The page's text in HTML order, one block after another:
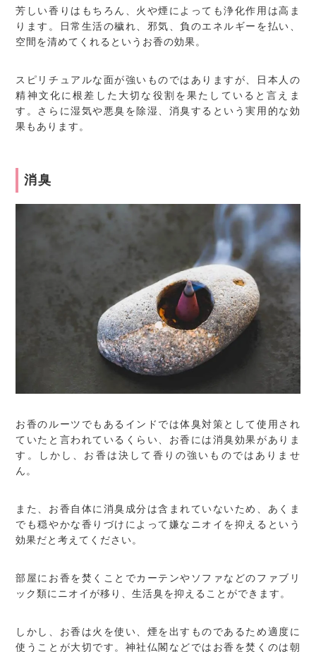
芳しい香りはもちろん、火や煙によっても浄化作用は高ま
ります。日常生活の穢れ、邪気、負のエネルギーを払い、
空間を清めてくれるというお香の効果。
スピリチュアルな面が強いものではありますが、日本人の
精神文化に根差した大切な役割を果たしていると言えま
す。さらに湿気や悪臭を除湿、消臭するという実用的な効
果もあります。
消臭
お香のルーツでもあるインドでは体臭対策として使用され
ていたと言われているくらい、お香には消臭効果がありま
す。しかし、お香は決して香りの強いものではありませ
ん。
また、お香自体に消臭成分は含まれていないため、あくま
でも穏やかな香りづけによって嫌なニオイを抑えるという
効果だと考えてください。
部屋にお香を焚くことでカーテンやソファなどのファブリ
ック類にニオイが移り、生活臭を抑えることができます。
しかし、お香は火を使い、煙を出すものであるため適度に
使うことが大切です。神社仏閣などではお香を焚くのは朝